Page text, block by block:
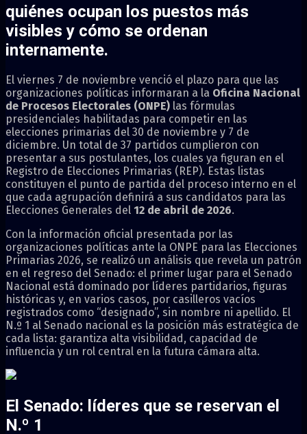
quiénes ocupan los puestos más
visibles y cómo se ordenan
internamente.
El viernes 7 de noviembre venció el plazo para que las
organizaciones políticas informaran a la Oficina Nacional
de Procesos Electorales (ONPE) las fórmulas
presidenciales habilitadas para competir en las
elecciones primarias del 30 de noviembre y 7 de
diciembre. Un total de 37 partidos cumplieron con
presentar a sus postulantes, los cuales ya figuran en el
Registro de Elecciones Primarias (REP). Estas listas
constituyen el punto de partida del proceso interno en el
que cada agrupación definirá a sus candidatos para las
Elecciones Generales del 12 de abril de 2026.
Con la información oficial presentada por las
organizaciones políticas ante la ONPE para las Elecciones
Primarias 2026, se realizó un análisis que revela un patrón
en el regreso del Senado: el primer lugar para el Senado
Nacional está dominado por líderes partidarios, figuras
históricas y, en varios casos, por casilleros vacíos
registrados como “designado”, sin nombre ni apellido. El
N.º 1 al Senado nacional es la posición más estratégica de
cada lista: garantiza alta visibilidad, capacidad de
influencia y un rol central en la futura cámara alta.
El Senado: líderes que se reservan el
N.º 1